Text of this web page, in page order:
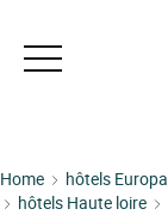
Home hôtels Europa
hôtels Haute loire